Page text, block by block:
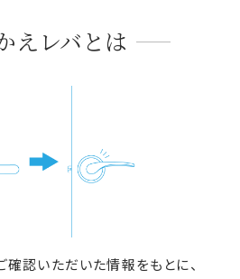
えレバとは
確認いただいた情報をもとに、